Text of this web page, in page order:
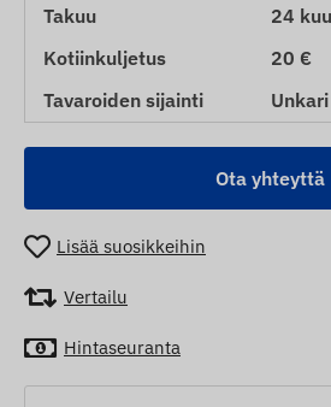
Takuu
24
Kotiinkuljetus
20 €
Tavaroiden sijainti
Unkari
Ota yhteyttä
Lisää suosikkeihin
Vertailu
Hintaseuranta